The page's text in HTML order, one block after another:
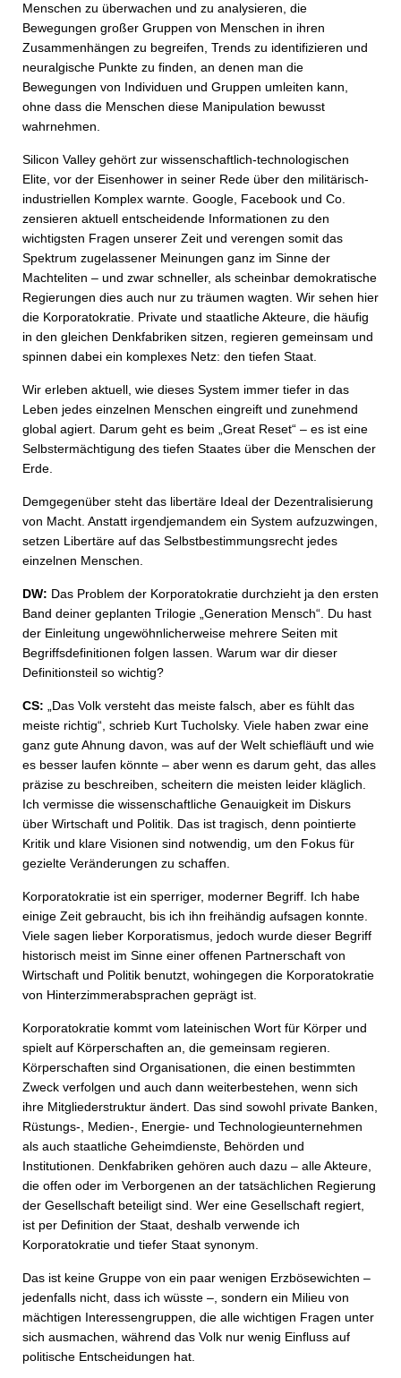
Menschen zu überwachen und zu analysieren, die
Bewegungen großer Gruppen von Menschen in ihren
Zusammenhängen zu begreifen, Trends zu identifizieren und
neuralgische Punkte zu finden, an denen man die
Bewegungen von Individuen und Gruppen umleiten kann,
ohne dass die Menschen diese Manipulation bewusst
wahrnehmen.
Silicon Valley gehört zur wissenschaftlich-technologischen
Elite, vor der Eisenhower in seiner Rede über den militärisch-
industriellen Komplex warnte. Google, Facebook und Co.
zensieren aktuell entscheidende Informationen zu den
wichtigsten Fragen unserer Zeit und verengen somit das
Spektrum zugelassener Meinungen ganz im Sinne der
Machteliten – und zwar schneller, als scheinbar demokratische
Regierungen dies auch nur zu träumen wagten. Wir sehen hier
die Korporatokratie. Private und staatliche Akteure, die häufig
in den gleichen Denkfabriken sitzen, regieren gemeinsam und
spinnen dabei ein komplexes Netz: den tiefen Staat.
Wir erleben aktuell, wie dieses System immer tiefer in das
Leben jedes einzelnen Menschen eingreift und zunehmend
global agiert. Darum geht es beim „Great Reset“ – es ist eine
Selbstermächtigung des tiefen Staates über die Menschen der
Erde.
Demgegenüber steht das libertäre Ideal der Dezentralisierung
von Macht. Anstatt irgendjemandem ein System aufzuzwingen,
setzen Libertäre auf das Selbstbestimmungsrecht jedes
einzelnen Menschen.
DW: Das Problem der Korporatokratie durchzieht ja den ersten
Band deiner geplanten Trilogie „Generation Mensch“. Du hast
der Einleitung ungewöhnlicherweise mehrere Seiten mit
Begriffsdefinitionen folgen lassen. Warum war dir dieser
Definitionsteil so wichtig?
CS: „Das Volk versteht das meiste falsch, aber es fühlt das
meiste richtig“, schrieb Kurt Tucholsky. Viele haben zwar eine
ganz gute Ahnung davon, was auf der Welt schiefläuft und wie
es besser laufen könnte – aber wenn es darum geht, das alles
präzise zu beschreiben, scheitern die meisten leider kläglich.
Ich vermisse die wissenschaftliche Genauigkeit im Diskurs
über Wirtschaft und Politik. Das ist tragisch, denn pointierte
Kritik und klare Visionen sind notwendig, um den Fokus für
gezielte Veränderungen zu schaffen.
Korporatokratie ist ein sperriger, moderner Begriff. Ich habe
einige Zeit gebraucht, bis ich ihn freihändig aufsagen konnte.
Viele sagen lieber Korporatismus, jedoch wurde dieser Begriff
historisch meist im Sinne einer offenen Partnerschaft von
Wirtschaft und Politik benutzt, wohingegen die Korporatokratie
von Hinterzimmerabsprachen geprägt ist.
Korporatokratie kommt vom lateinischen Wort für Körper und
spielt auf Körperschaften an, die gemeinsam regieren.
Körperschaften sind Organisationen, die einen bestimmten
Zweck verfolgen und auch dann weiterbestehen, wenn sich
ihre Mitgliederstruktur ändert. Das sind sowohl private Banken,
Rüstungs-, Medien-, Energie- und Technologieunternehmen
als auch staatliche Geheimdienste, Behörden und
Institutionen. Denkfabriken gehören auch dazu – alle Akteure,
die offen oder im Verborgenen an der tatsächlichen Regierung
der Gesellschaft beteiligt sind. Wer eine Gesellschaft regiert,
ist per Definition der Staat, deshalb verwende ich
Korporatokratie und tiefer Staat synonym.
Das ist keine Gruppe von ein paar wenigen Erzbösewichten –
jedenfalls nicht, dass ich wüsste –, sondern ein Milieu von
mächtigen Interessengruppen, die alle wichtigen Fragen unter
sich ausmachen, während das Volk nur wenig Einfluss auf
politische Entscheidungen hat.